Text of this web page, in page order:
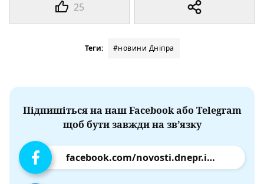
25
Теги: #новини Дніпра
Підпишіться на наш Facebook або Telegram
щоб бути завжди на зв’язку
facebook.com/novosti.dnepr.info